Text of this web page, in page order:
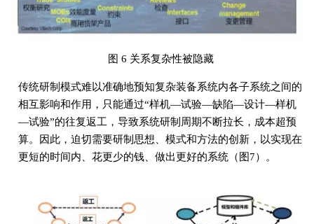
图 6 关系复杂性被隐藏
传统研制模式难以准确地预知复杂装备系统内各子系统之间的
相互影响和作用，只能通过“样机—试验—缺陷—设计—样机
—试验”的往复返工，导致系统研制周期不断拉长，成本超预
算。因此，迫切需要研制思想、模式和方法的创新，以实现在
更短的时间内、花更少的钱、做出更好的系统（图7）。